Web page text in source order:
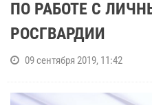
ПО РАБОТЕ С
РОСГВАРДИИ
09 сентября 2019, 11:42